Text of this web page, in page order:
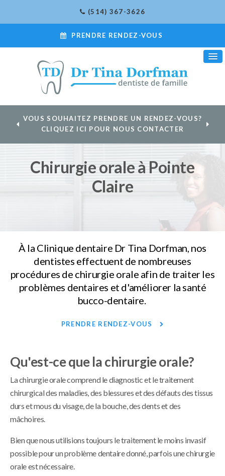
(514) 367-3626
PRENDRE RENDEZ-VOUS
VOUS SOUHAITEZ PRENDRE UN RENDEZ-VOUS?
CLIQUEZ ICI POUR NOUS CONTACTER
Chirurgie orale à Pointe
Claire
À la Clinique dentaire Dr Tina Dorfman, nos
dentistes effectuent de nombreuses
procédures de chirurgie orale afin de traiter les
problèmes dentaires et d'améliorer la santé
bucco-dentaire.
PRENDRE RENDEZ-VOUS
Qu'est-ce que la chirurgie orale?
La chirurgie orale comprend le diagnostic et le traitement
chirurgical des maladies, des blessures et des défauts des tissus
durs et mous du visage, de la bouche, des dents et des
mâchoires.
Bien que nous utilisions toujours le traitement le moins invasif
possible pour un problème dentaire donné, parfois une chirurgie
orale est nécessaire.